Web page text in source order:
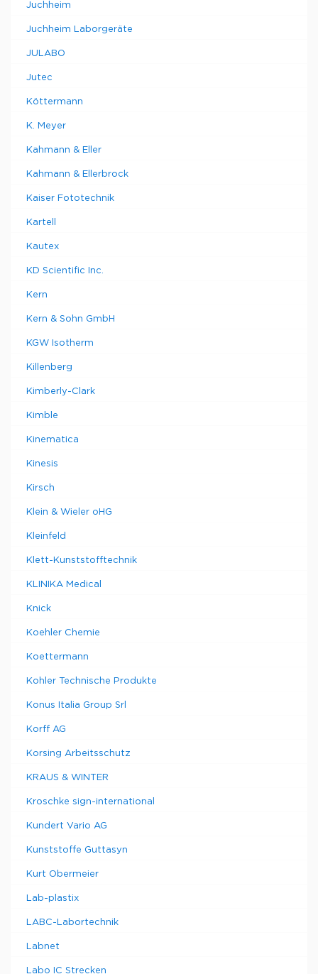
Juchheim
Juchheim Laborgeräte
JULABO
Jutec
Köttermann
K. Meyer
Kahmann & Eller
Kahmann & Ellerbrock
Kaiser Fototechnik
Kartell
Kautex
KD Scientific Inc.
Kern
Kern & Sohn GmbH
KGW Isotherm
Killenberg
Kimberly-Clark
Kimble
Kinematica
Kinesis
Kirsch
Klein & Wieler oHG
Kleinfeld
Klett-Kunststofftechnik
KLINIKA Medical
Knick
Koehler Chemie
Koettermann
Kohler Technische Produkte
Konus Italia Group Srl
Korff AG
Korsing Arbeitsschutz
KRAUS & WINTER
Kroschke sign-international
Kundert Vario AG
Kunststoffe Guttasyn
Kurt Obermeier
Lab-plastix
LABC-Labortechnik
Labnet
Labo IC Strecken